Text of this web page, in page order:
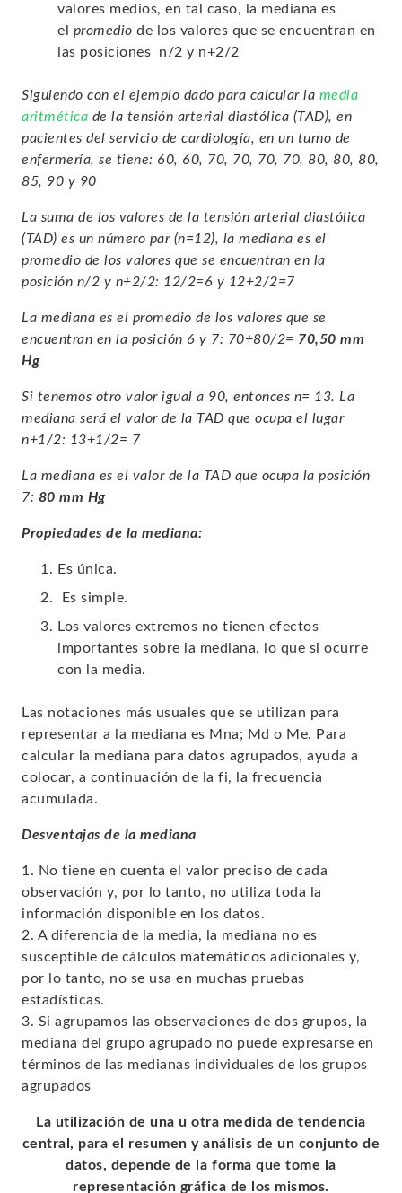
valores medios, en tal caso, la mediana es
el
promedio de los valores que se encuentran en
las posiciones n/2 y n+2/2
Siguiendo con el ejemplo dado para calcular la media
aritmética de la tensión arterial diastólica (TAD), en
pacientes del servicio de cardiología, en un turno de
enfermería, se tiene: 60, 60, 70, 70, 70, 70, 80, 80, 80,
85, 90 y 90
La suma de los valores de la tensión arterial diastólica
(TAD) es un número par (n=12), la mediana es el
promedio de los valores que se encuentran en la
posición n/2 y n+2/2: 12/2=6 y 12+2/2=7
La mediana es el promedio de los valores que se
encuentran en la posición 6 y 7: 70+80/2= 70,50 mm
Hg
Si tenemos otro valor igual a 90, entonces n= 13. La
mediana será el valor de la TAD que ocupa el lugar
n+1/2: 13+1/2= 7
La mediana es el valor de la TAD que ocupa la posición
7: 80 mm Hg
Propiedades de la mediana:
Es única.
Es simple.
Los valores extremos no tienen efectos
importantes sobre la mediana, lo que si ocurre
con la media.
Las notaciones más usuales que se utilizan para
representar a la mediana es Mna; Md o Me. Para
calcular la mediana para datos agrupados, ayuda a
colocar, a continuación de la fi, la frecuencia
acumulada.
Desventajas de la mediana
1. No tiene en cuenta el valor preciso de cada
observación y, por lo tanto, no utiliza toda la
información disponible en los datos.
2. A diferencia de la media, la mediana no es
susceptible de cálculos matemáticos adicionales y,
por lo tanto, no se usa en muchas pruebas
estadísticas.
3. Si agrupamos las observaciones de dos grupos, la
mediana del grupo agrupado no puede expresarse en
términos de las medianas individuales de los grupos
agrupados
La utilización de una u otra medida de tendencia
central, para el resumen y análisis de un conjunto de
datos, depende de la forma que tome la
representación gráfica de los mismos.